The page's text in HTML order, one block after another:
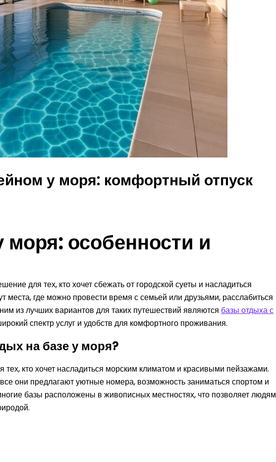
у моря: комфортный отпуск
особенности и
для тех, кто хочет сбежать от городской суеты и насладиться
где можно провести время с семьей или друзьями, расслабиться
из лучших вариантов для таких путешествий являются базы отдыха с
спектр услуг и удобств для комфортного проживания.
на базе у моря?
кто хочет насладиться морским климатом и красивыми пейзажами.
они предлагают уютные номера, возможность заниматься спортом и
базы расположены в живописных местностях, что позволяет людям